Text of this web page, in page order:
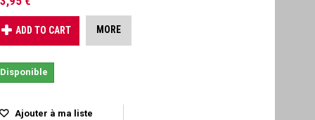
ADD TO CART MORE
Disponible
Ajouter à ma liste